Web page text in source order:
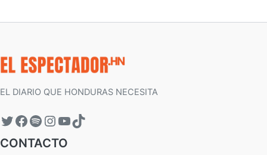
EL DIARIO QUE HONDURAS NECESITA
CONTACTO